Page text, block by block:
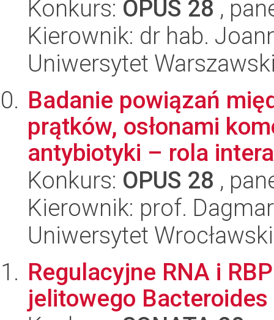
Konkurs: OPUS 28 ,
Kierownik: dr hab.
Uniwersytet
Badanie powiązań
prątków, osłonami
antybiotyki – rola
Konkurs: OPUS 28 ,
Kierownik: prof.
Uniwersytet Wrocławski
Regulacyjne RNA i
jelitowego